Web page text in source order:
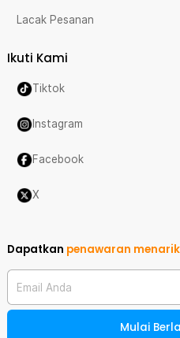
Lacak Pesanan
Ikuti Kami
Tiktok
Instagram
Facebook
X
Dapatkan penawaran menarik
Email Anda
Mulai